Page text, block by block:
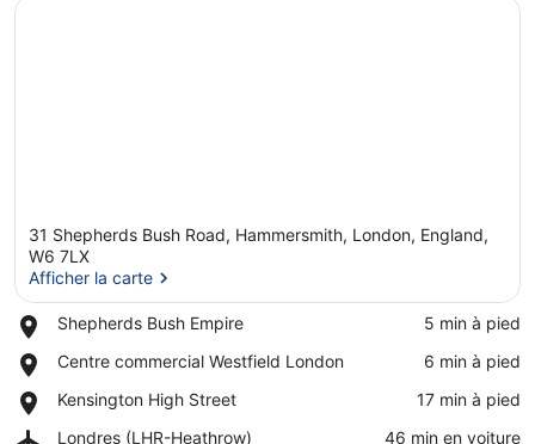
31 Shepherds Bush Road, Hammersmith, London, England,
W6 7LX
Afficher la carte
Shepherds Bush Empire
Place,
Bush
‪5 min à pied‬
Centre commercial Westfield London
Place,
commercial
‪6 min à pied‬
Kensington High Street
Place,
‪17 min à pied‬
Londres (LHR-Heathrow)
Airport,
‪46 min en voiture‬